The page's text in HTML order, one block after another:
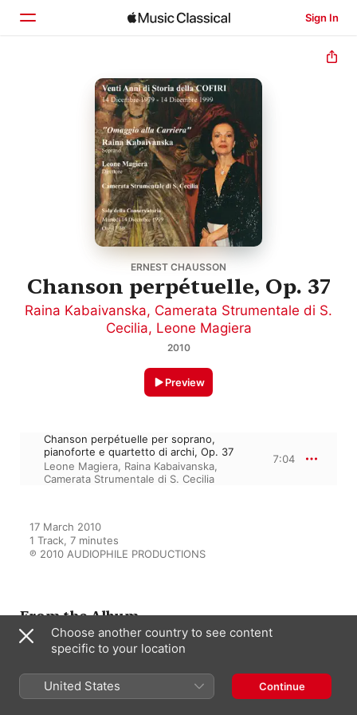
Sign In
Browse
ERNEST CHAUSSON
Chanson perpétuelle, Op. 37
Raina Kabaivanska, Camerata Strumentale di S.
Cecilia, Leone Magiera
2010
Preview
Chanson perpétuelle per soprano,
pianoforte e quartetto di archi, Op. 37
Leone Magiera, Raina Kabaivanska,
Camerata Strumentale di S. Cecilia
7:04
17 March 2010
1 Track, 7 minutes
℗ 2010 AUDIOPHILE PRODUCTIONS
From the Album
alla carriera (Venti anni di storia
della cofiri)
Raina Kabaivanska,Camerata
Choose another country to see content
specific to your location
United States Continue